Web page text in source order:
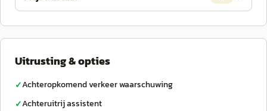
Uitrusting & opties
✓Achteropkomend verkeer waarschuwing
✓Achteruitrij assistent